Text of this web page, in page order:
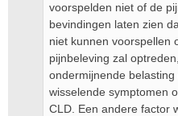
voorspelden niet of de
bevindingen laten zien
niet kunnen voorspellen
pijnbeleving zal
ondermijnende
wisselende symptomen
CLD. Een andere factor